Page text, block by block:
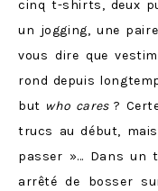
cinq t-shirts, deux
un jogging, une
vous dire que
rond depuis
but who cares?
trucs au début,
passer »… Dans un
arrêté de bosser